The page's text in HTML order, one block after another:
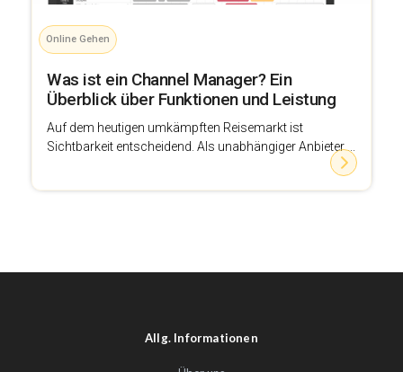
Online Gehen
Was ist ein Channel Manager? Ein
Überblick über Funktionen und Leistung
Auf dem heutigen umkämpften Reisemarkt ist
Sichtbarkeit entscheidend. Als unabhängiger Anbieter ...
Allg. Informationen